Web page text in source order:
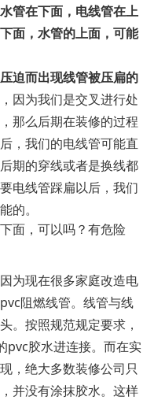
管在下面，电线管在上
面，水管的上面，可能
迫而出现线管被压扁的
因为我们是交叉进行处
那么后期在装修的过程
，我们的电线管可能直
期的穿线或者是换线都
电线管踩扁以后，我们
的。
因为现在很多家庭改造电
阻燃线管。线管与线
。按照规范规定要求，
pvc胶水进连接。而在实
，绝大多数装修公司只
并没有涂抹胶水。这样